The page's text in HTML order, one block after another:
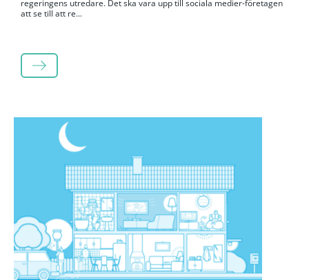
regeringens utredare. Det ska vara upp till sociala medier-företagen
att se till att re...
LÄS MER